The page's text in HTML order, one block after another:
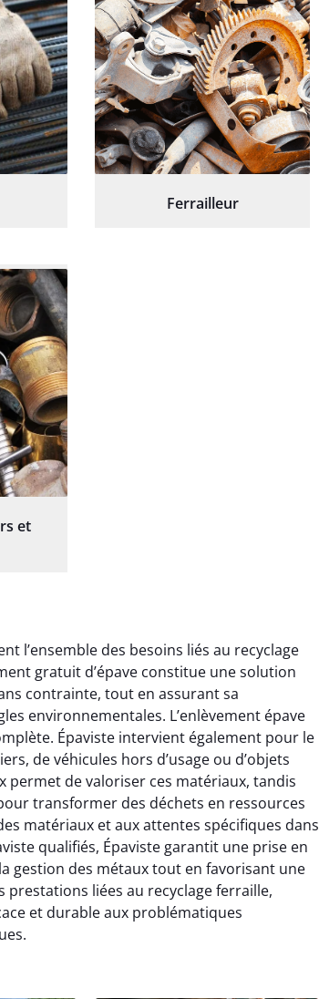
Ferrailleur
et
l’ensemble des besoins liés au recyclage
gratuit d’épave constitue une solution
contrainte, tout en assurant sa
environnementales. L’enlèvement épave
Épaviste intervient également pour le
de véhicules hors d’usage ou d’objets
de valoriser ces matériaux, tandis
transformer des déchets en ressources
matériaux et aux attentes spécifiques dans
qualifiés, Épaviste garantit une prise en
gestion des métaux tout en favorisant une
prestations liées au recyclage ferraille,
et durable aux problématiques